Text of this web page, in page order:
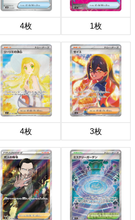
4枚 1枚
4枚 3枚